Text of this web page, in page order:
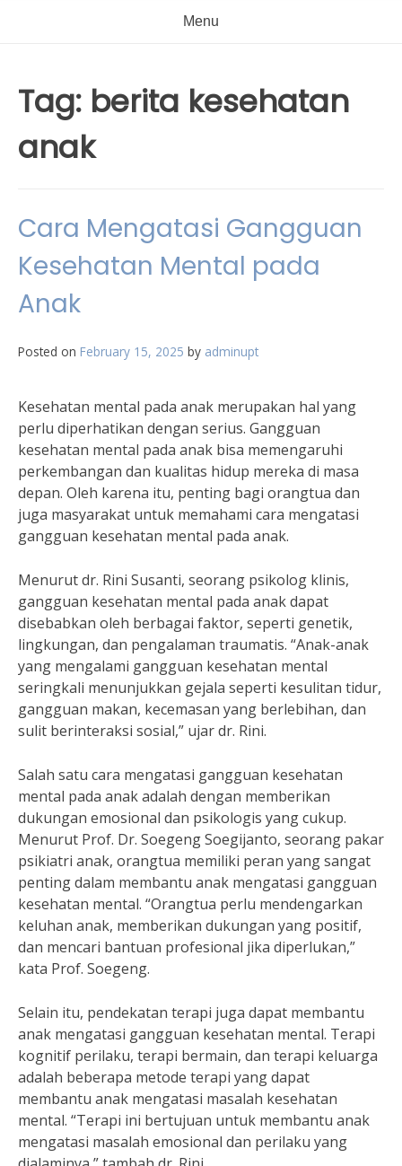
Menu
Tag: berita kesehatan
anak
Cara Mengatasi Gangguan
Kesehatan Mental pada
Anak
Posted on February 15, 2025 by adminupt
Kesehatan mental pada anak merupakan hal yang
perlu diperhatikan dengan serius. Gangguan
kesehatan mental pada anak bisa memengaruhi
perkembangan dan kualitas hidup mereka di masa
depan. Oleh karena itu, penting bagi orangtua dan
juga masyarakat untuk memahami cara mengatasi
gangguan kesehatan mental pada anak.
Menurut dr. Rini Susanti, seorang psikolog klinis,
gangguan kesehatan mental pada anak dapat
disebabkan oleh berbagai faktor, seperti genetik,
lingkungan, dan pengalaman traumatis. “Anak-anak
yang mengalami gangguan kesehatan mental
seringkali menunjukkan gejala seperti kesulitan tidur,
gangguan makan, kecemasan yang berlebihan, dan
sulit berinteraksi sosial,” ujar dr. Rini.
Salah satu cara mengatasi gangguan kesehatan
mental pada anak adalah dengan memberikan
dukungan emosional dan psikologis yang cukup.
Menurut Prof. Dr. Soegeng Soegijanto, seorang pakar
psikiatri anak, orangtua memiliki peran yang sangat
penting dalam membantu anak mengatasi gangguan
kesehatan mental. “Orangtua perlu mendengarkan
keluhan anak, memberikan dukungan yang positif,
dan mencari bantuan profesional jika diperlukan,”
kata Prof. Soegeng.
Selain itu, pendekatan terapi juga dapat membantu
anak mengatasi gangguan kesehatan mental. Terapi
kognitif perilaku, terapi bermain, dan terapi keluarga
adalah beberapa metode terapi yang dapat
membantu anak mengatasi masalah kesehatan
mental. “Terapi ini bertujuan untuk membantu anak
mengatasi masalah emosional dan perilaku yang